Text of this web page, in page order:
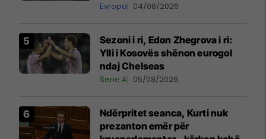
Evropa 04/08/2026
Sezoni i ri, Edon Zhegrova i ri:
Ylli i Kosovës shënon eurogol
ndaj Chelseas
Serie A 05/08/2026
Ndërpritet seanca, Kurti nuk
prezanton emër për